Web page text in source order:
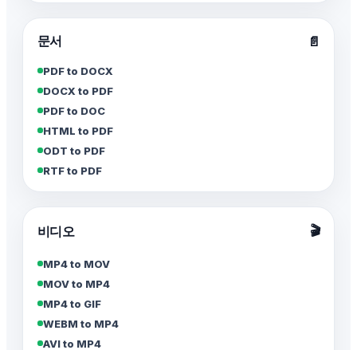
문서 📄
PDF to DOCX
DOCX to PDF
PDF to DOC
HTML to PDF
ODT to PDF
RTF to PDF
비디오 🎬
MP4 to MOV
MOV to MP4
MP4 to GIF
WEBM to MP4
AVI to MP4